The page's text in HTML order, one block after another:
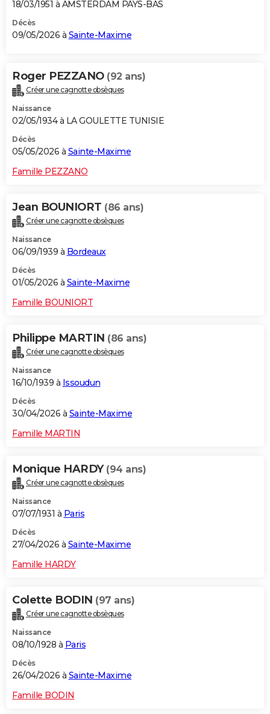
18/03/1951 à AMSTERDAM PAYS-BAS
Décès
09/05/2026 à Sainte-Maxime
Roger PEZZANO (92 ans)
Créer une cagnotte obsèques
Naissance
02/05/1934 à LA GOULETTE TUNISIE
Décès
05/05/2026 à Sainte-Maxime
Famille PEZZANO
Jean BOUNIORT (86 ans)
Créer une cagnotte obsèques
Naissance
06/09/1939 à Bordeaux
Décès
01/05/2026 à Sainte-Maxime
Famille BOUNIORT
Philippe MARTIN (86 ans)
Créer une cagnotte obsèques
Naissance
16/10/1939 à Issoudun
Décès
30/04/2026 à Sainte-Maxime
Famille MARTIN
Monique HARDY (94 ans)
Créer une cagnotte obsèques
Naissance
07/07/1931 à Paris
Décès
27/04/2026 à Sainte-Maxime
Famille HARDY
Colette BODIN (97 ans)
Créer une cagnotte obsèques
Naissance
08/10/1928 à Paris
Décès
26/04/2026 à Sainte-Maxime
Famille BODIN